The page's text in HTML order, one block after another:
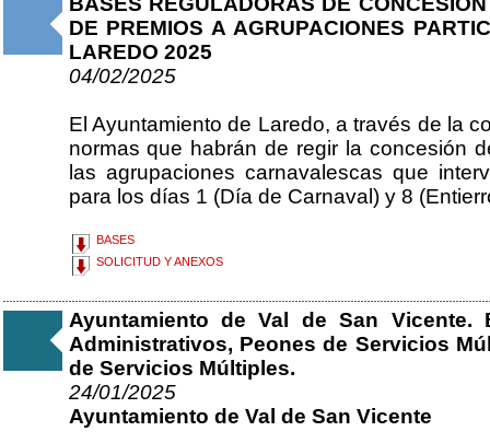
DE PREMIOS A AGRUPACIONES
LAREDO 2025
04/02/2025
El Ayuntamiento de Laredo, a través de la
normas que habrán de regir la concesión
las agrupaciones carnavalescas que
para los días 1 (Día de Carnaval) y 8
BASES
SOLICITUD Y ANEXOS
Ayuntamiento de Val de San
Administrativos, Peones de Servicios
de Servicios Múltiples.
24/01/2025
Ayuntamiento de Val de San Vicente